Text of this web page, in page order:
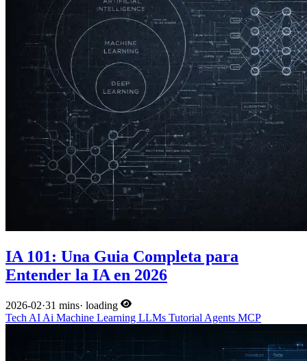
IA 101: Una Guia Completa para
Entender la IA en 2026
2026-02·31 mins· loading
Tech AI Ai Machine Learning LLMs Tutorial Agents MCP